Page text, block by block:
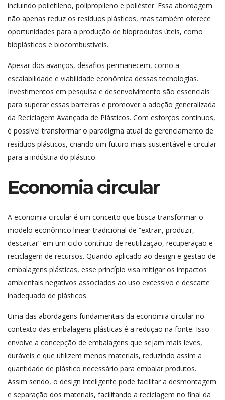
incluindo polietileno, polipropileno e poliéster. Essa abordagem
não apenas reduz os resíduos plásticos, mas também oferece
oportunidades para a produção de bioprodutos úteis, como
bioplásticos e biocombustíveis.
Apesar dos avanços, desafios permanecem, como a
escalabilidade e viabilidade econômica dessas tecnologias.
Investimentos em pesquisa e desenvolvimento são essenciais
para superar essas barreiras e promover a adoção generalizada
da Reciclagem Avançada de Plásticos. Com esforços contínuos,
é possível transformar o paradigma atual de gerenciamento de
resíduos plásticos, criando um futuro mais sustentável e circular
para a indústria do plástico.
Economia circular
A economia circular é um conceito que busca transformar o
modelo econômico linear tradicional de “extrair, produzir,
descartar” em um ciclo contínuo de reutilização, recuperação e
reciclagem de recursos. Quando aplicado ao design e gestão de
embalagens plásticas, esse princípio visa mitigar os impactos
ambientais negativos associados ao uso excessivo e descarte
inadequado de plásticos.
Uma das abordagens fundamentais da economia circular no
contexto das embalagens plásticas é a redução na fonte. Isso
envolve a concepção de embalagens que sejam mais leves,
duráveis e que utilizem menos materiais, reduzindo assim a
quantidade de plástico necessário para embalar produtos.
Assim sendo, o design inteligente pode facilitar a desmontagem
e separação dos materiais, facilitando a reciclagem no final da